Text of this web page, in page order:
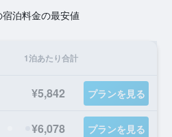
泊料金の最安値
1泊あたり合計
¥5,842 プランを見る
¥6,078 プランを見る